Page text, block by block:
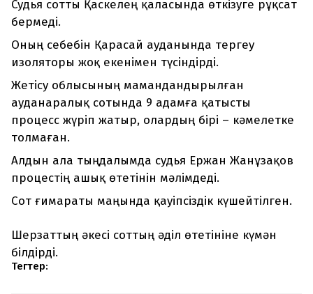
Судья сотты Қаскелең қаласында өткізуге рұқсат
бермеді.
Оның себебін Қарасай ауданында тергеу
изоляторы жоқ екенімен түсіндірді.
Жетісу облысының мамандандырылған
ауданаралық сотында 9 адамға қатысты
процесс жүріп жатыр, олардың бірі – кәмелетке
толмаған.
Алдын ала тыңдалымда судья Ержан Жанұзақов
процестің ашық өтетінін мәлімдеді.
Сот ғимараты маңында қауіпсіздік күшейтілген.
Шерзаттың әкесі соттың әділ өтетініне күмән
білдірді.
Тегтер: